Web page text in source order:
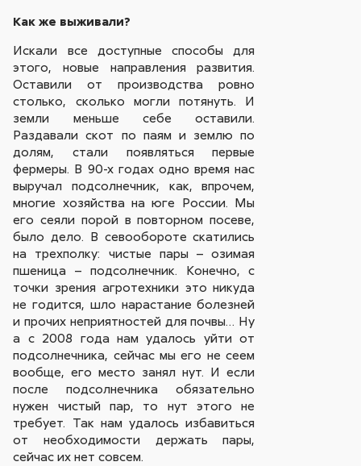
Как же выживали?
Искали все доступные способы для
этого, новые направления развития.
Оставили от производства ровно
столько, сколько могли потянуть. И
земли меньше себе оставили.
Раздавали скот по паям и землю по
долям, стали появляться первые
фермеры. В 90-х годах одно время нас
выручал подсолнечник, как, впрочем,
многие хозяйства на юге России. Мы
его сеяли порой в повторном посеве,
было дело. В севообороте скатились
на трехполку: чистые пары – озимая
пшеница – подсолнечник. Конечно, с
точки зрения агротехники это никуда
не годится, шло нарастание болезней
и прочих неприятностей для почвы… Ну
а с 2008 года нам удалось уйти от
подсолнечника, сейчас мы его не сеем
вообще, его место занял нут. И если
после подсолнечника обязательно
нужен чистый пар, то нут этого не
требует. Так нам удалось избавиться
от необходимости держать пары,
сейчас их нет совсем.